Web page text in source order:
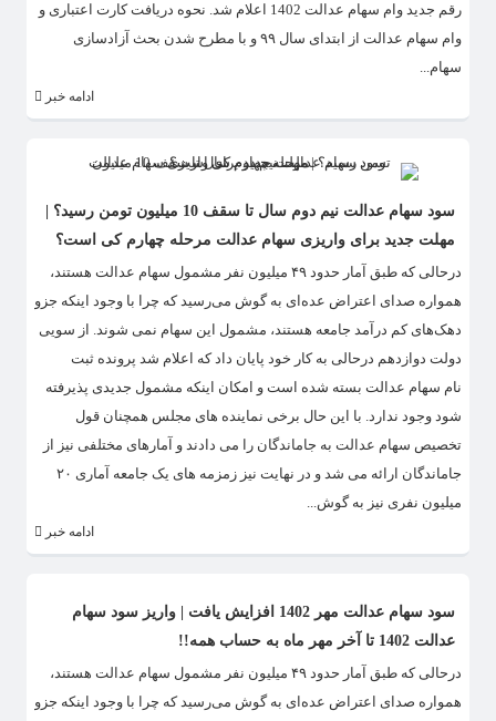
رقم جدید وام سهام عدالت 1402 اعلام شد. نحوه دریافت کارت اعتباری و
وام سهام عدالت از ابتدای سال ۹۹ و با مطرح شدن بحث آزادسازی
سهام...
ادامه خبر
سود سهام عدالت نیم دوم سال تا سقف 10 میلیون تومن رسید؟ |
مهلت جدید برای واریزی سهام عدالت مرحله چهارم کی است؟
درحالی که طبق آمار حدود ۴۹ میلیون نفر مشمول سهام عدالت هستند،
همواره صدای اعتراض عده‌ای به گوش می‌رسید که چرا با وجود اینکه جزو
دهک‌های کم درآمد جامعه هستند، مشمول این سهام نمی شوند. از سویی
دولت دوازدهم درحالی به کار خود پایان داد که اعلام شد پرونده ثبت
نام سهام عدالت بسته شده است و امکان اینکه مشمول جدیدی پذیرفته
شود وجود ندارد. با این حال برخی نماینده های مجلس همچنان قول
تخصیص سهام عدالت به جاماندگان را می دادند و آمارهای مختلفی نیز از
جاماندگان ارائه می شد و در نهایت نیز زمزمه های یک جامعه آماری ۲۰
میلیون نفری نیز به گوش...
ادامه خبر
سود سهام عدالت مهر 1402 افزایش یافت | واریز سود سهام
عدالت 1402 تا آخر مهر ماه به حساب همه!!
درحالی که طبق آمار حدود ۴۹ میلیون نفر مشمول سهام عدالت هستند،
همواره صدای اعتراض عده‌ای به گوش می‌رسید که چرا با وجود اینکه جزو